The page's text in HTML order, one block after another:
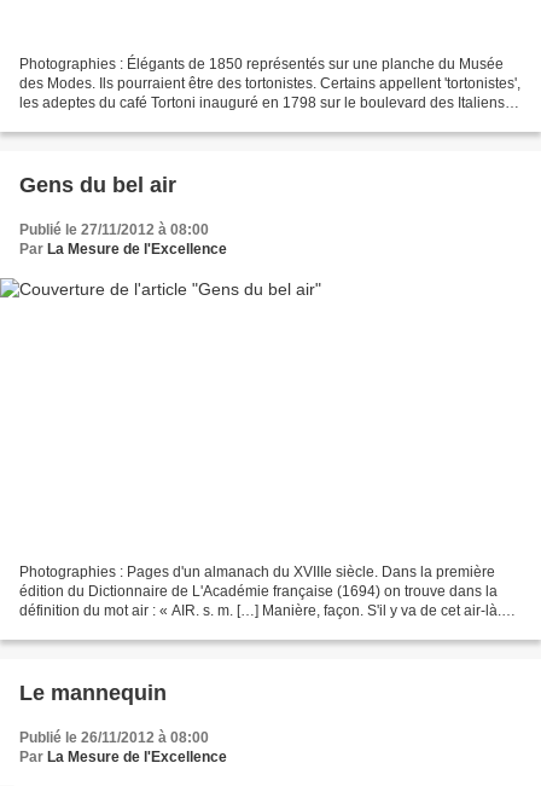
Photographies : Élégants de 1850 représentés sur une planche du Musée
des Modes. Ils pourraient être des tortonistes. Certains appellent 'tortonistes',
les adeptes du café Tortoni inauguré en 1798 sur le boulevard des Italiens à
Gens du bel air
Publié le 27/11/2012 à 08:00
Par La Mesure de l'Excellence
Photographies : Pages d'un almanach du XVIIIe siècle. Dans la première
édition du Dictionnaire de L'Académie française (1694) on trouve dans la
définition du mot air : « AIR. s. m. […] Manière, façon. S'il y va de cet air-là.
Le mannequin
Publié le 26/11/2012 à 08:00
Par La Mesure de l'Excellence